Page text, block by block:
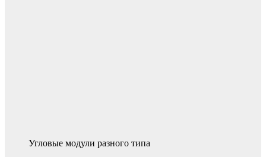
Угловые модули разного типа